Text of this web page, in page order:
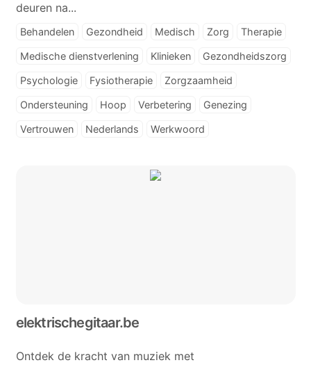
deuren na...
Behandelen Gezondheid Medisch Zorg Therapie
Medische dienstverlening Klinieken Gezondheidszorg
Psychologie Fysiotherapie Zorgzaamheid
Ondersteuning Hoop Verbetering Genezing
Vertrouwen Nederlands Werkwoord
elektrischegitaar.be
Ontdek de kracht van muziek met